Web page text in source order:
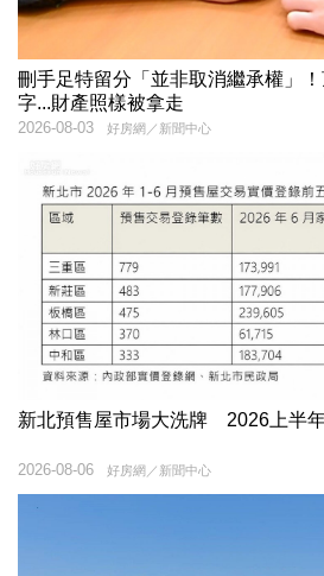
刪手足特留分「並非取消繼承權」
字...財產照樣被拿走
好房網／新聞中心
2026-08-03
新北預售屋市場大洗牌 2026上半
好房網／新聞中心
2026-08-06